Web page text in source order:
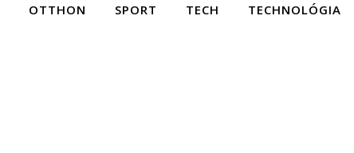
OTTHON SPORT TECH TECHNOLÓGIA